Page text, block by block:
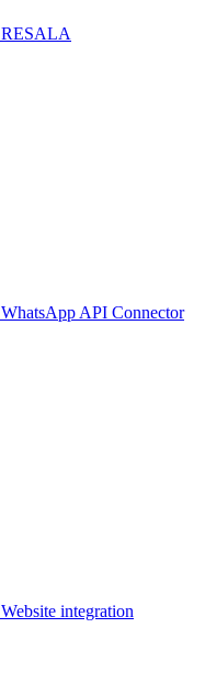
RESALA
WhatsApp API Connector
Website integration